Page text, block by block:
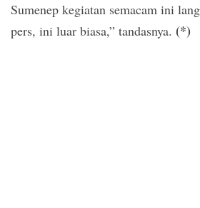
Sumenep kegiatan semacam ini
pers, ini luar biasa,” tandasnya. (*)